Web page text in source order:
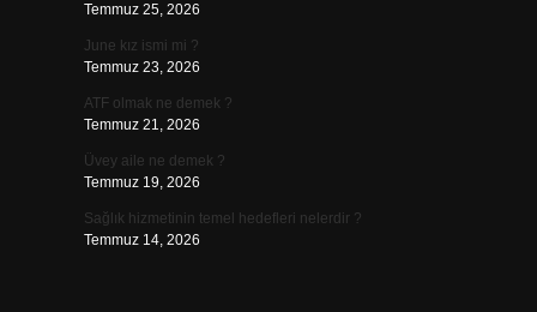
Temmuz 25, 2026
June kız ismi mi ?
Temmuz 23, 2026
ATF olmak ne demek ?
Temmuz 21, 2026
Üvey aile ne demek ?
Temmuz 19, 2026
Sağlık hizmetinin temel hedefleri nelerdir ?
Temmuz 14, 2026